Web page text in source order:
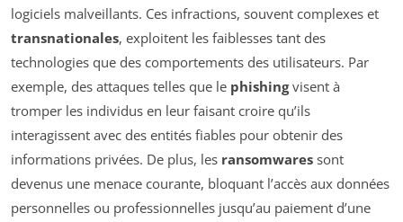
logiciels malveillants. Ces infractions, souvent complexes et
transnationales, exploitent les faiblesses tant des
technologies que des comportements des utilisateurs. Par
exemple, des attaques telles que le phishingvisent à
tromper les individus en leur faisant croire qu’ils
interagissent avec des entités fiables pour obtenir des
informations privées. De plus, les ransomwares sont
devenus une menace courante, bloquant l’accès aux données
personnelles ou professionnelles jusqu’au paiement d’une